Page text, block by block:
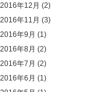
2016年12月 (2)
2016年11月 (3)
2016年9月 (1)
2016年8月 (2)
2016年7月 (2)
2016年6月 (1)